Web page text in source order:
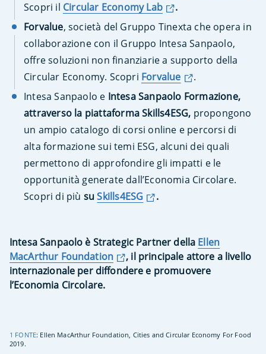
Scopri il Circular Economy Lab
.
Forvalue, società del Gruppo Tinexta che opera in
collaborazione con il Gruppo Intesa Sanpaolo,
offre soluzioni non finanziarie a supporto della
Circular Economy. Scopri Forvalue
.
Intesa Sanpaolo e Intesa Sanpaolo Formazione,
attraverso la piattaforma Skills4ESG, propongono
un ampio catalogo di corsi online e percorsi di
alta formazione sui temi ESG, alcuni dei quali
permettono di approfondire gli impatti e le
opportunità generate dall’Economia Circolare.
Scopri di più suSkills4ESG .
Intesa Sanpaolo è Strategic Partner della Ellen
MacArthur Foundation
, il principale attore a livello
internazionale per diffondere e promuovere
l’Economia Circolare.
1 FONTE: Ellen MacArthur Foundation, Cities and Circular Economy For Food
2019.